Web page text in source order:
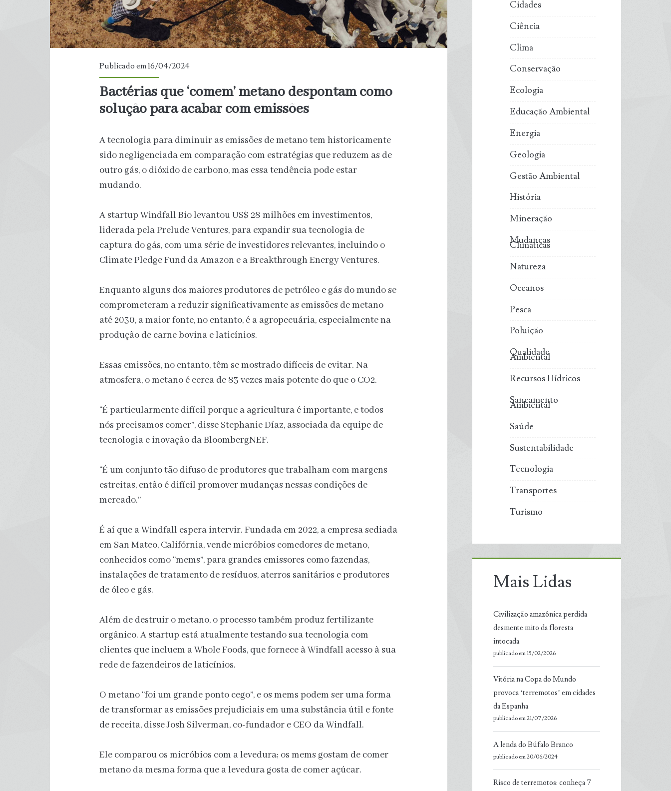
Publicado em 16/04/2024
Bactérias que ‘comem’ metano despontam como
solução para acabar com emissões
A tecnologia para diminuir as emissões de metano tem historicamente
sido negligenciada em comparação com estratégias que reduzem as de
outro gás, o dióxido de carbono, mas essa tendência pode estar
mudando.
A startup Windfall Bio levantou US$ 28 milhões em investimentos,
liderada pela Prelude Ventures, para expandir sua tecnologia de
captura do gás, com uma série de investidores relevantes, incluindo o
Climate Pledge Fund da Amazon e a Breakthrough Energy Ventures.
Enquanto alguns dos maiores produtores de petróleo e gás do mundo se
comprometeram a reduzir significativamente as emissões de metano
até 2030, a maior fonte, no entanto, é a agropecuária, especialmente na
produção de carne bovina e laticínios.
Essas emissões, no entanto, têm se mostrado difíceis de evitar. Na
atmosfera, o metano é cerca de 83 vezes mais potente do que o CO2.
“É particularmente difícil porque a agricultura é importante, e todos
nós precisamos comer”, disse Stephanie Díaz, associada da equipe de
tecnologia e inovação da BloombergNEF.
“É um conjunto tão difuso de produtores que trabalham com margens
estreitas, então é difícil promover mudanças nessas condições de
mercado.”
É aí que a Windfall espera intervir. Fundada em 2022, a empresa sediada
em San Mateo, Califórnia, vende micróbios comedores de metano,
conhecidos como “mems”, para grandes emissores como fazendas,
instalações de tratamento de resíduos, aterros sanitários e produtores
de óleo e gás.
Além de destruir o metano, o processo também produz fertilizante
orgânico. A startup está atualmente testando sua tecnologia com
clientes que incluem a Whole Foods, que fornece à Windfall acesso à sua
rede de fazendeiros de laticínios.
O metano “foi um grande ponto cego”, e os mems podem ser uma forma
de transformar as emissões prejudiciais em uma substância útil e fonte
de receita, disse Josh Silverman, co-fundador e CEO da Windfall.
Ele comparou os micróbios com a levedura; os mems gostam de comer
metano da mesma forma que a levedura gosta de comer açúcar.
Cidades
Ciência
Clima
Conservação
Ecologia
Educação Ambiental
Energia
Geologia
Gestão Ambiental
História
Mineração
Mudanças
Climáticas
Natureza
Oceanos
Pesca
Poluição
Qualidade
Ambiental
Recursos Hídricos
Saneamento
Ambiental
Saúde
Sustentabilidade
Tecnologia
Transportes
Turismo
Mais Lidas
Civilização amazônica perdida
desmente mito da floresta
intocada
publicado em 15/02/2026
Vitória na Copa do Mundo
provoca ‘terremotos’ em cidades
da Espanha
publicado em 21/07/2026
A lenda do Búfalo Branco
publicado em 20/06/2024
Risco de terremotos: conheça 7